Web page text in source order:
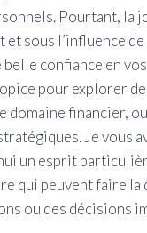
Pourtant, la
et sous l’influence
confiance en vos
pour explorer
domaine financier,
Je vous
un esprit
qui peuvent faire la
ou des décisions